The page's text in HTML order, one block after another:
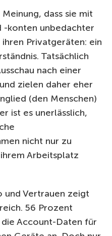
dass sie mit
-konten unbedachter
Privatgeräten: ein
Tatsächlich
nach einer
zielen daher eher
(den Menschen)
ist es unerlässlich,
nicht nur zu
Arbeitsplatz
und Vertrauen zeigt
56 Prozent
Account-Daten für